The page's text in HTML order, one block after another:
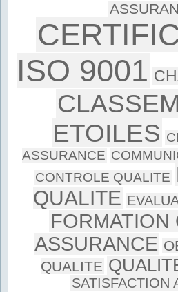
ISO 9001
ETOILES
ASSURANCE
CONTROLE QUALITE
QUALITE
FORMATION
ASSURANCE
QUALITE
SATISFACTION